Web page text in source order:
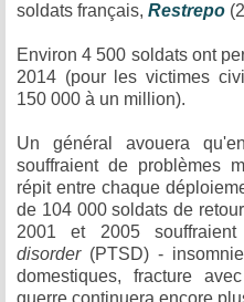
soldats français, Restrepo
Environ 4 500 soldats ont
2014 (pour les victimes
150 000 à un million).
Un général avouera
souffraient de problèmes
répit entre chaque
de 104 000 soldats de
2001 et 2005
disorder (PTSD) -
domestiques, fracture